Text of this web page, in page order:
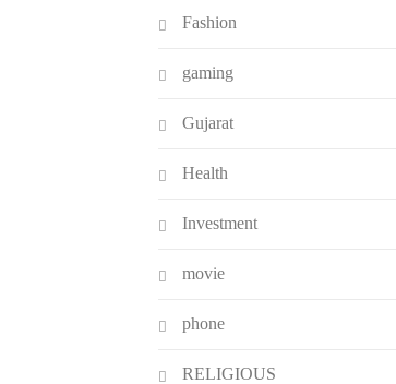
Fashion
gaming
Gujarat
Health
Investment
movie
phone
RELIGIOUS